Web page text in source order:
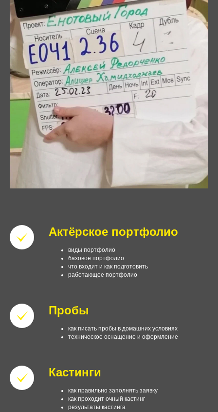
Актёрское портфолио
виды портфолио
базовое портфолио
что входит и как подготовить
работающее портфолио
Пробы
как писать пробы в домашних условиях
техническое оснащение и оформление
Кастинги
как правильно заполнять заявку
как проходит очный кастинг
результаты кастинга